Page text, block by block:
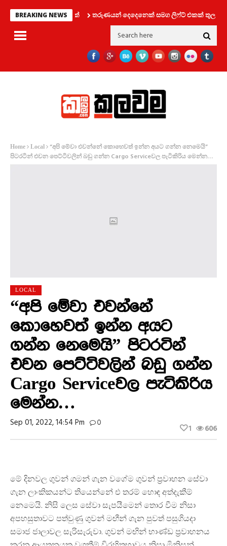
BREAKING NEWS තරුණයන් දෙදෙනෙක් සමග ලිෆ්ට් එකක් තුල සිර වූ
Home Local
“අපි මේවා එවන්නේ කොහෙවත් ඉන්න අයට ගන්න නෙමෙයි”
පිටරටින් එවන පෙට්ටිවලින් බඩු ගන්න Cargo Serviceවල පැටිකිරිය මෙන්න…
LOCAL
“අපි මේවා එවන්නේ
කොහෙවත් ඉන්න අයට
ගන්න නෙමෙයි” පිටරටින්
එවන පෙට්ටිවලින් බඩු ගන්න
Cargo Serviceවල පැටිකිරිය
මෙන්න…
Sep 01, 2022, 14:54 Pm 0 606
1
මේ දිනවල ගුවන් ගමන් ගැන වගේම ගුවන් ප්‍රවාහන සේවා
ගැන ලාංකිකයන්ට තියෙන්නේ එ තරම් හොඳ අත්දැකීම්
නෙමෙයි. නිසි ලෙස සේවා සැපයීමෙන් තොර වීම නිසා
අපහසුතාවට පත්වුණු ගුවන් මඟීන් ගැන පුවත් පසුගියදා
සමාජ ජාලාවල සැරිසැරුවා. ගුවන් මඟින් භාණ්ඩ ප්‍රවාහනය